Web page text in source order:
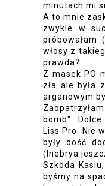
minutach mi
A to mnie
zwykle w
włosy z
prawda?
Z masek PO
zła ale była
arganowym
bomb":
Liss Pro. Nie
były dość
(Inebrya
Szkoda
byśmy na